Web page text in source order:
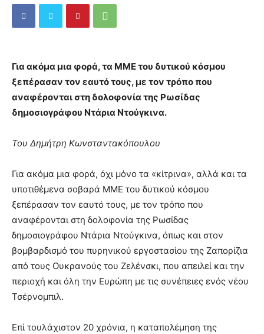
Για ακόμα μια φορά, τα ΜΜΕ του δυτικού κόσμου
ξεπέρασαν τον εαυτό τους, με τον τρόπο που
αναφέρονται στη δολοφονία της Ρωσίδας
δημοσιογράφου Ντάρια Ντούγκινα.
Του Δημήτρη Κωνσταντακόπουλου
Για ακόμα μια φορά, όχι μόνο τα «κίτρινα», αλλά και τα
υποτιθέμενα σοβαρά ΜΜΕ του δυτικού κόσμου
ξεπέρασαν τον εαυτό τους, με τον τρόπο που
αναφέρονται στη δολοφονία της Ρωσίδας
δημοσιογράφου Ντάρια Ντούγκινα, όπως και στον
βομβαρδισμό του πυρηνικού εργοστασίου της Ζαπορίζια
από τους Ουκρανούς του Ζελένσκι, που απειλεί και την
περιοχή και όλη την Ευρώπη με τις συνέπειες ενός νέου
Τσέρνομπιλ.
Επί τουλάχιστον 20 χρόνια, η καταπολέμηση της